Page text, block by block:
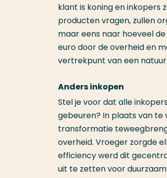
klant is koning en inkopers
producten vragen, zullen
maar eens naar hoeveel
euro door de overheid en
vertrekpunt van een
Anders inkopen
Stel je voor dat alle
gebeuren? In plaats van
transformatie
overheid. Vroeger zorgde
efficiency werd dit
uit te zetten voor